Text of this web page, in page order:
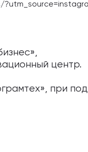
центр.
при